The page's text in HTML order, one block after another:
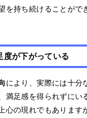
を持ち続けることがで
度が下がっている
により、実際には十分
満足感を得られずにい
心の現れでもあります